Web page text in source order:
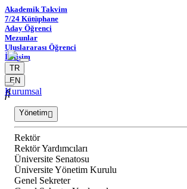
Akademik Takvim
7/24 Kütüphane
Aday Öğrenci
Mezunlar
Uluslararası Öğrenci
İletişim
TR
EN
Kurumsal
Yönetim
Rektör
Rektör Yardımcıları
Üniversite Senatosu
Üniversite Yönetim Kurulu
Genel Sekreter